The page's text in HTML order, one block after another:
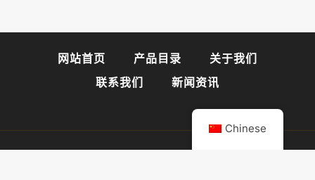
网站首页 产品目录
关于我们
联系我们
新闻资讯
Chinese